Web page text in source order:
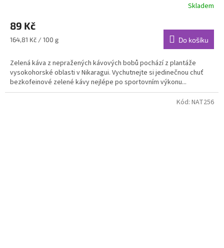
Skladem
89 Kč
Měrná
164,81 Kč / 100 g Do košíku
Zelená káva z nepražených kávových bobů pochází z plantáže
vysokohorské oblasti v Nikaragui. Vychutnejte si jedinečnou chuť
bezkofeinové zelené kávy nejlépe po sportovním výkonu...
Kód: NAT256